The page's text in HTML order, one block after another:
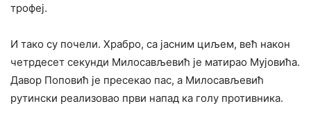
трофеј.
И тако су почели. Храбро, са јасним циљем, већ након
четрдесет секунди Милосављевић је матирао Мујовића.
Давор Поповић је пресекао пас, а Милосављевић
рутински реализовао први напад ка голу противника.